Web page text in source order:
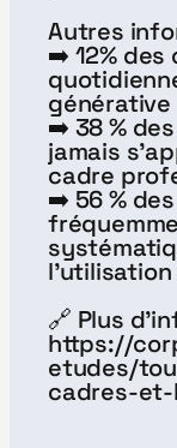
Autres
➡️ 12%
générative
➡️ 38 %
jamais
cadre
➡️ 56 %
l'utilisation
🔗 Plus
https://
etudes/
cadres-et-